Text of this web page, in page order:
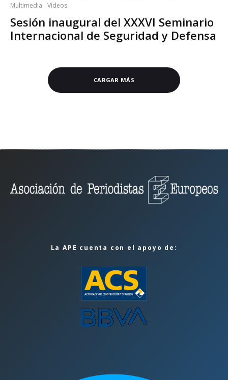
Multimedia Vídeos
Sesión inaugural del XXXVI Seminario
Internacional de Seguridad y Defensa
CARGAR MÁS
La APE cuenta con el apoyo de: